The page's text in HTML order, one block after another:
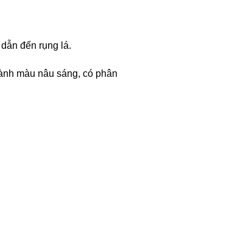
đến rụng lá.
màu nâu sáng, có phân